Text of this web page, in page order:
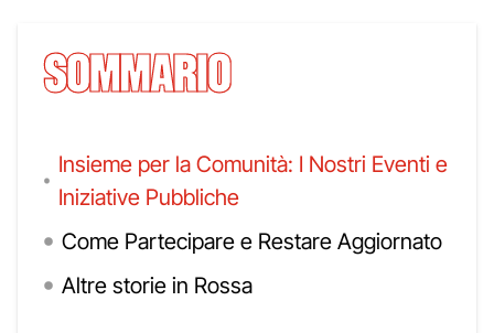
SOMMARIO
Insieme per la Comunità: I Nostri Eventi e
Iniziative Pubbliche
Come Partecipare e Restare Aggiornato
Altre storie in Rossa